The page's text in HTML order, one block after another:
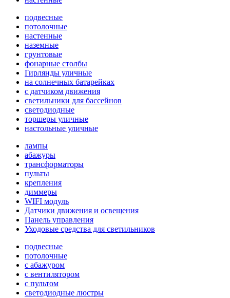
подвесные
потолочные
настенные
наземные
грунтовые
фонарные столбы
Гирлянды уличные
на солнечных батарейках
с датчиком движения
светильники для бассейнов
светодиодные
торшеры уличные
настольные уличные
лампы
абажуры
трансформаторы
пульты
крепления
диммеры
WIFI модуль
Датчики движения и освещения
Панель управления
Уходовые средства для светильников
подвесные
потолочные
с абажуром
с вентилятором
с пультом
светодиодные люстры